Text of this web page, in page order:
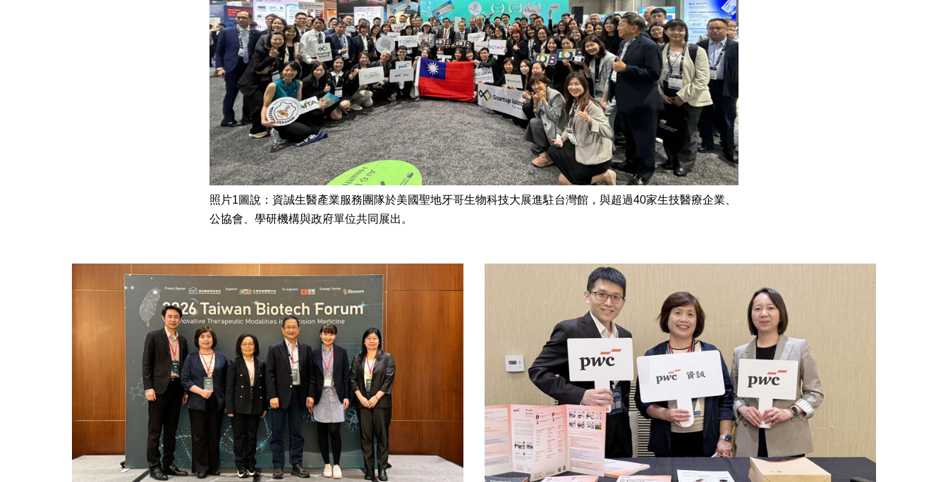
照片1圖說：資誠生醫產業服務團隊於美國聖地牙哥生物科技大展進駐台灣館，與超過40家生技醫療企業、
公協會、學研機構與政府單位共同展出。